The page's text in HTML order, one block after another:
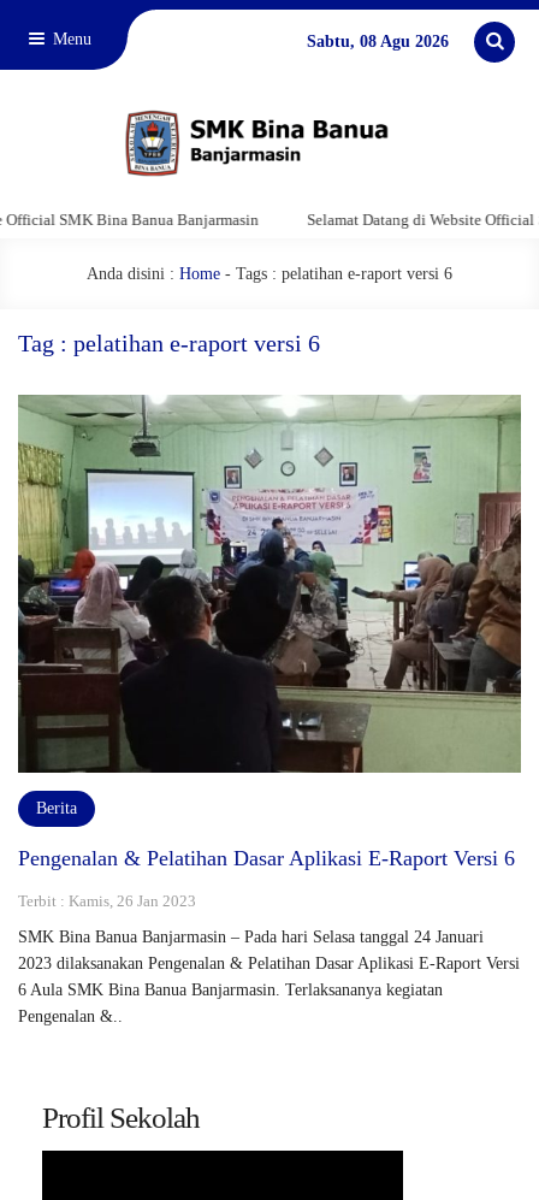
Menu Sabtu, 08 Agu 2026
SMK Bina Banua Banjarmasin Selamat Datang di Website Official
Anda disini : Home - Tags : pelatihan e-raport versi 6
Tag : pelatihan e-raport versi 6
Berita
Pengenalan & Pelatihan Dasar Aplikasi E-Raport Versi 6
Terbit : Kamis, 26 Jan 2023
SMK Bina Banua Banjarmasin – Pada hari Selasa tanggal 24 Januari
2023 dilaksanakan Pengenalan & Pelatihan Dasar Aplikasi E-Raport Versi
6 Aula SMK Bina Banua Banjarmasin. Terlaksananya kegiatan
Pengenalan &..
Profil Sekolah